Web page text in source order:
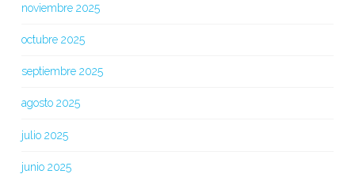
noviembre 2025
octubre 2025
septiembre 2025
agosto 2025
julio 2025
junio 2025